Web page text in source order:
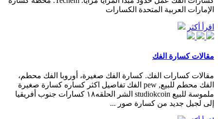
الإمارات العربية المتحدة الكسارات
اقرأ أكثر
مقالات كسارة الفك
مقالات كسارات الفك. كسارة الفك صغيرة، أوروبا الفك محطم،
الفك محطم للبيع, pew الفك تفاصيل اكثر كساره كسارة صغيرة
ملموسة للبيع studiokcoin الشر الحلقه١٨ كسارات جنوب أفريقيا
إلى لجيل جديد من كسارة صور ...